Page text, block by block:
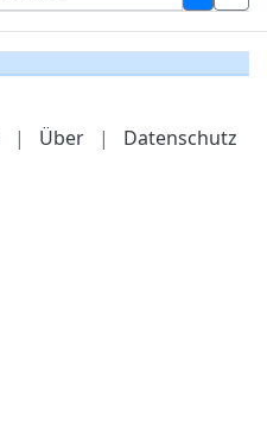
| Über | Datenschutz